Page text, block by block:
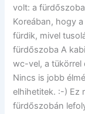
volt: a
Koreában, hogy
fürdik, mivel
fürdőszoba A
wc-vel, a tükörrel
Nincs is jobb
elhihetitek. :-) Ez
fürdőszobán